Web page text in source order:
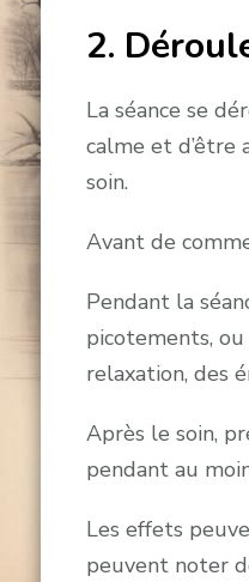
2.
La séance se
calme et d’être
soin.
Avant de
Pendant la
picotements,
relaxation, des
Après le soin,
pendant au
Les effets
peuvent noter